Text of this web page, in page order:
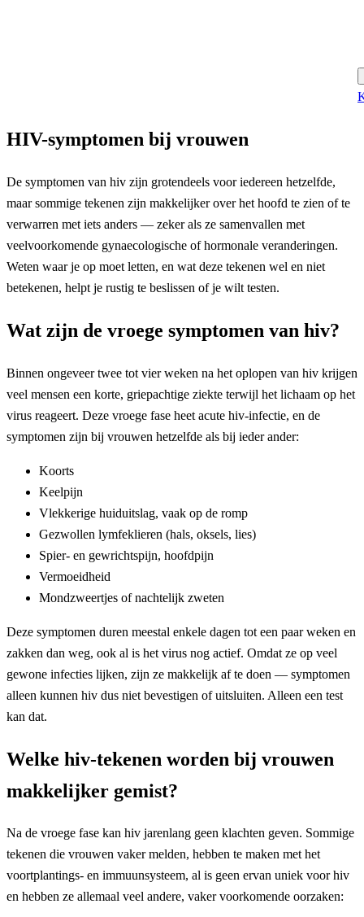
HIV-symptomen bij vrouwen
De symptomen van hiv zijn grotendeels voor iedereen hetzelfde,
maar sommige tekenen zijn makkelijker over het hoofd te zien of te
verwarren met iets anders — zeker als ze samenvallen met
veelvoorkomende gynaecologische of hormonale veranderingen.
Weten waar je op moet letten, en wat deze tekenen wel en niet
betekenen, helpt je rustig te beslissen of je wilt testen.
Wat zijn de vroege symptomen van hiv?
Binnen ongeveer twee tot vier weken na het oplopen van hiv krijgen
veel mensen een korte, griepachtige ziekte terwijl het lichaam op het
virus reageert. Deze vroege fase heet acute hiv-infectie, en de
symptomen zijn bij vrouwen hetzelfde als bij ieder ander:
Koorts
Keelpijn
Vlekkerige huiduitslag, vaak op de romp
Gezwollen lymfeklieren (hals, oksels, lies)
Spier- en gewrichtspijn, hoofdpijn
Vermoeidheid
Mondzweertjes of nachtelijk zweten
Deze symptomen duren meestal enkele dagen tot een paar weken en
zakken dan weg, ook al is het virus nog actief. Omdat ze op veel
gewone infecties lijken, zijn ze makkelijk af te doen — symptomen
alleen kunnen hiv dus niet bevestigen of uitsluiten. Alleen een test
kan dat.
Welke hiv-tekenen worden bij vrouwen
makkelijker gemist?
Na de vroege fase kan hiv jarenlang geen klachten geven. Sommige
tekenen die vrouwen vaker melden, hebben te maken met het
voortplantings- en immuunsysteem, al is geen ervan uniek voor hiv
en hebben ze allemaal veel andere, vaker voorkomende oorzaken: